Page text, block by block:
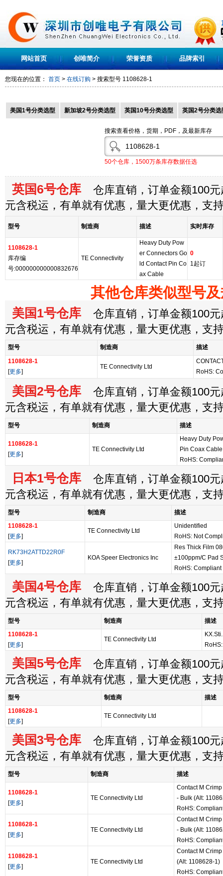
网站首页 创唯简介 荣誉资质 品牌索引
您现在的位置： 首页 > 在线订购 > 搜索型号 1108628-1
美国1号分类选型 新加坡2号分类选型 英国10号分类选型 英国2号分类选
搜索查看价格，货期，PDF，及最新库存
50个仓库，1500万条库存数据任选
英国6号仓库 仓库直销，订单金额100元
元含税运，有单就有优惠，量大更优惠，支
型号 制造商 描述 实时库存
1108628-1
库存编
号:000000000000832676
TE Connectivity
Heavy Duty Pow
er Connectors Go
ld Contact Pin Co
ax Cable
0
1起订
其他仓库类似型号
美国1号仓库 仓库直销，订单金额100元
元含税运，有单就有优惠，量大更优惠，支
型号 制造商
描述
1108628-1
[更多]
TE Connectivity Ltd
RoHS:
美国2号仓库 仓库直销，订单金额100元
元含税运，有单就有优惠，量大更优惠，支
型号 制造商 描述
1108628-1
[更多]
TE Connectivity Ltd
Heavy Duty
Pin Coax Cable
RoHS:
日本1号仓库 仓库直销，订单金额100元
元含税运，有单就有优惠，量大更优惠，支
型号 制造商
描述
1108628-1
[更多]
TE Connectivity Ltd
Unidentified
RoHS: Not
RK73H2ATTD22R0F
[更多]
KOA Speer Electronics Inc
Res Thick Film
±100ppm/C Pad
RoHS: Compliant
美国4号仓库 仓库直销，订单金额100元
元含税运，有单就有优惠，量大更优惠，支
型号 制造商
描述
1108628-1
[更多]
TE Connectivity Ltd
美国5号仓库 仓库直销，订单金额100元
元含税运，有单就有优惠，量大更优惠，支
型号 制造商
描述
1108628-1
[更多]
TE Connectivity Ltd
美国3号仓库 仓库直销，订单金额100元
元含税运，有单就有优惠，量大更优惠，支
型号 制造商 描述
1108628-1
[更多]
TE Connectivity Ltd
Contact M
- Bulk (Alt:
RoHS:
1108628-1
[更多]
TE Connectivity Ltd
Contact M
- Bulk (Alt:
RoHS:
1108628-1
[更多]
TE Connectivity Ltd
Contact M
(Alt: 1108628-1)
RoHS: